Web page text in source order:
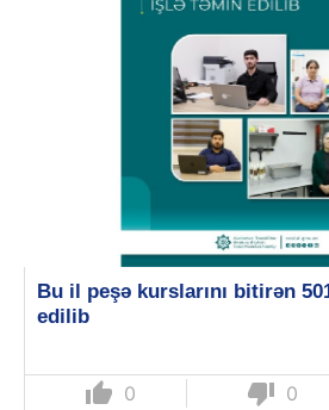
Bu il peşə kurslarını bitirən
edilib
thumb_up 0 thumb_down 0